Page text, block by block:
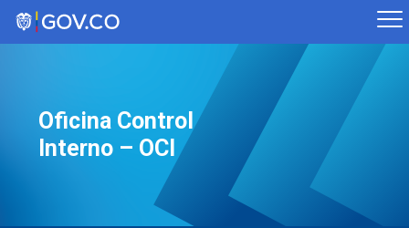
Saltar
Oficina Control
Interno – OCI